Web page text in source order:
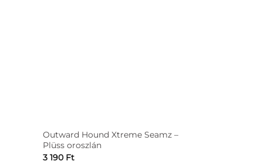
Outward Hound Xtreme Seamz –
Plüss oroszlán
3 190 Ft